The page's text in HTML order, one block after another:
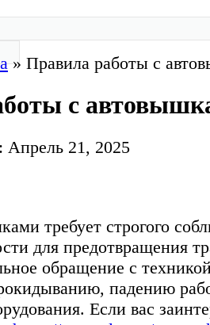
» Правила работы с
с
Апрель 21, 2025
требует строгого
для предотвращения
обращение с
падению
Если вас